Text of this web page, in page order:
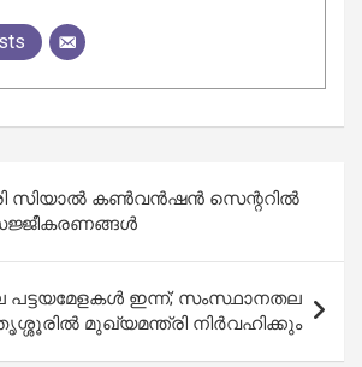
സിയാല്‍ കണ്‍വന്‍ഷന്‍ സെന്ററില്‍
പട്ടയമേളകൾ ഇന്ന്; സംസ്ഥാനതല
മുഖ്യമന്ത്രി നിർവഹിക്കും